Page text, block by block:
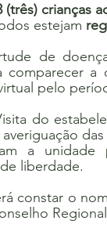
(três) crianças
estejam
de
comparecer a
pelo
do
a
liberdade.
constar o